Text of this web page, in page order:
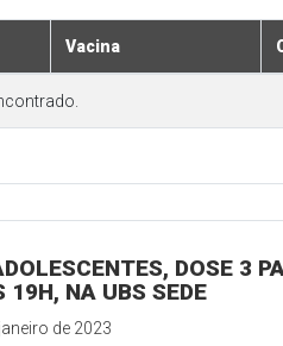
Vacina
DOSE 3
19H, NA UBS SEDE
de 2023